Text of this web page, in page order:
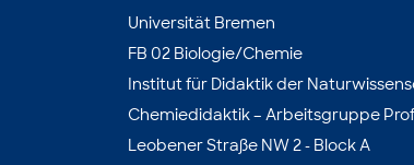
Universität Bremen
FB 02 Biologie/Chemie
Institut für Didaktik der
Chemiedidaktik – Arbeitsgruppe
Leobener Straße NW 2 - Block A